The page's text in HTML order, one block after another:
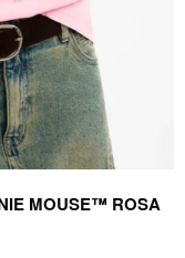
MOUSE™ ROSA